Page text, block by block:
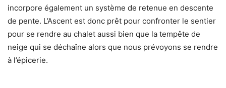
incorpore également un système de retenue en descente
de pente. L’Ascent est donc prêt pour confronter le sentier
pour se rendre au chalet aussi bien que la tempête de
neige qui se déchaîne alors que nous prévoyons se rendre
à l’épicerie.